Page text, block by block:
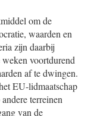
om de
waarden en
zijn daarbij
voortdurend
af te dwingen.
EU-lidmaatschap
terreinen
van de